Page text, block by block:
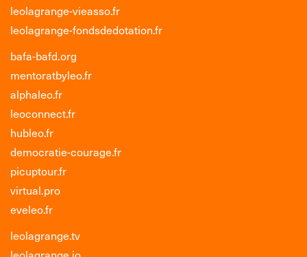
leolagrange-vieasso.fr
leolagrange-fondsdedotation.fr
bafa-bafd.org
mentoratbyleo.fr
alphaleo.fr
leoconnect.fr
hubleo.fr
democratie-courage.fr
picuptour.fr
virtual.pro
eveleo.fr
leolagrange.tv